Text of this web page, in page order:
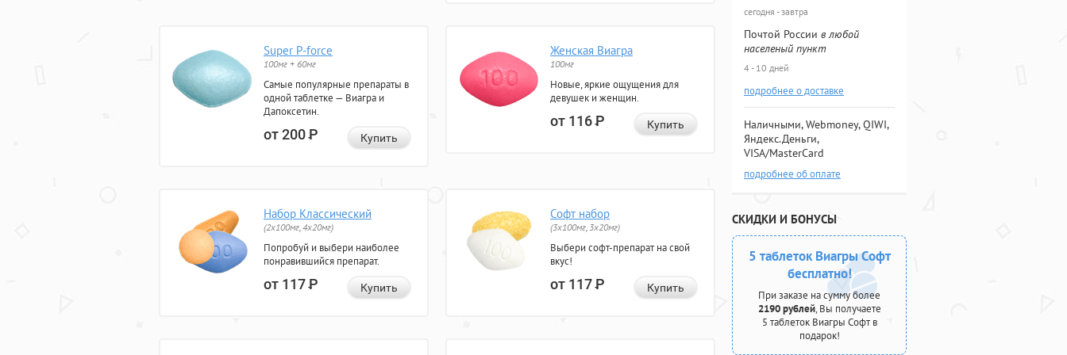
Super P-force
100мг + 60мг
Самые популярные препараты в
одной таблетке — Виагра и
Дапоксетин.
от 200Р Купить
Женская Виагра
100мг
Новые, яркие ощущения для
девушек и женщин.
от 116Р Купить
Набор Классический
(2x100мг, 4x20мг)
Попробуй и выбери наиболее
понравившийся препарат.
от 117Р Купить
Софт набор
(3x100мг, 3x20мг)
Выбери софт-препарат на свой
вкус!
от 117Р Купить
сегодня - завтра
Почтой России в любой
населеный пункт
4 - 10 дней
подробнее о доставке
Наличными, Webmoney, QIWI,
Яндекс.Деньги,
VISA/MasterCard
подробнее об оплате
СКИДКИ И БОНУСЫ
5 таблеток Виагры Софт
бесплатно!
При заказе на сумму более
2190 рублей, Вы получаете
5 таблеток Виагры Софт в
подарок!